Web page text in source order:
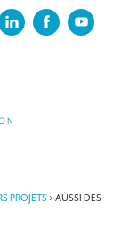
PROJETS>AUSSI DES